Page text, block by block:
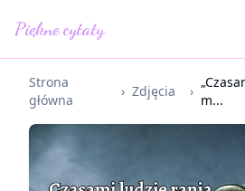
Piękne cytaty
Strona
główna
› Zdjęcia ›
m...